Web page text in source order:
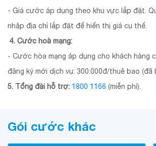
- Giá cước áp dụng theo khu vực lắp đặt.
nhập địa chỉ lắp đặt để hiển thị giá cụ thể.
4. Cước hoà mạng:
- Cước hòa mạng áp dụng cho khách hàng
đăng ký mới dịch vụ: 300.000đ/thuê bao (đã
5. Tổng đài hỗ trợ: 1800 1166 (miễn phí).
Gói cước khác